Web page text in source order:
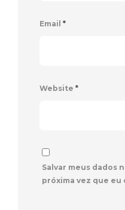
Email *
Website *
Salvar meus dados
próxima vez que eu